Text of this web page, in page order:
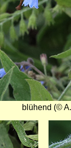
blühend (©